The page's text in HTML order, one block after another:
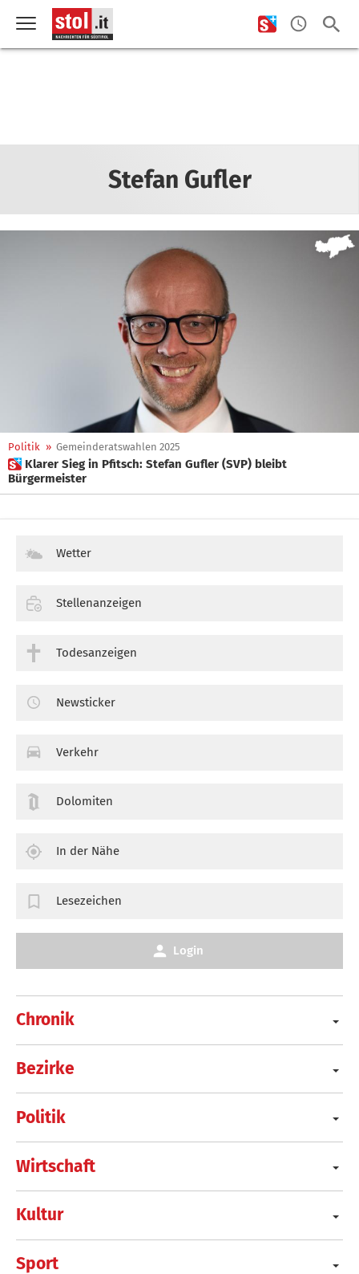
Stefan Gufler
Politik » Gemeinderatswahlen 2025
 Klarer Sieg in Pfitsch: Stefan Gufler (SVP) bleibt
Bürgermeister
Chronik
Bezirke
Politik
Wirtschaft
Kultur
Sport
Wetter
Stellenanzeigen
Todesanzeigen
Newsticker
Verkehr
Dolomiten
In der Nähe
Lesezeichen
Login